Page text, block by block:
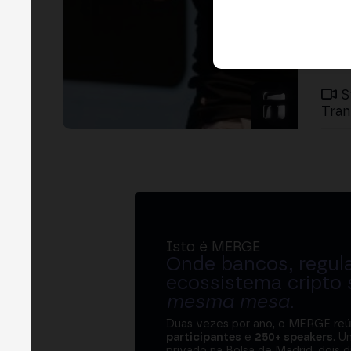
Isto é MERGE
Onde bancos,
ecossistema cripto
mesma mesa.
Duas vezes por ano, o MERGE
participantes e 250+ speakers.